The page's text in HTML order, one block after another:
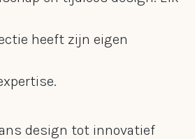
heeft zijn eigen
design tot innovatief